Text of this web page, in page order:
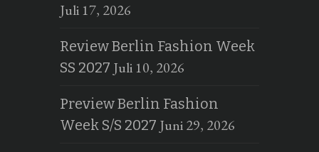
Juli 17, 2026
Review Berlin Fashion Week
SS 2027 Juli 10, 2026
Preview Berlin Fashion
Week S/S 2027 Juni 29, 2026